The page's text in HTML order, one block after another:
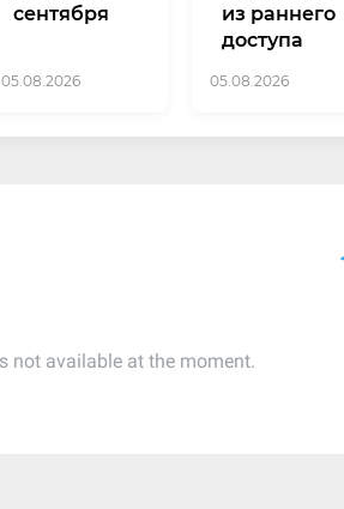
сентября
05.08.2026
из раннего
доступа
05.08.2026